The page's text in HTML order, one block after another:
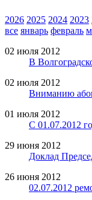
2026 2025 2024 2023
все январь февраль
02 июля 2012
В
02 июля 2012
Вниманию
01 июля 2012
С 01.07.2012
29 июня 2012
Доклад
26 июня 2012
02.07.2012